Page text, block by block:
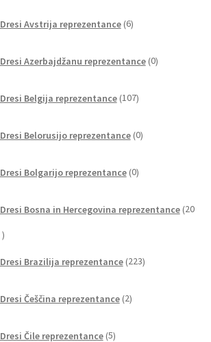
Dresi Avstrija reprezentance 6izdelkov
Dresi Azerbajdžanu reprezentance 0izdelkov
Dresi Belgija reprezentance 107izdelkov
Dresi Belorusijo reprezentance 0izdelkov
Dresi Bolgarijo reprezentance 0izdelkov
Dresi Bosna in Hercegovina reprezentance 20
20
Dresi Brazilija reprezentance 223izdelkov
Dresi Češčina reprezentance 2izdelka
Dresi Čile reprezentance 5